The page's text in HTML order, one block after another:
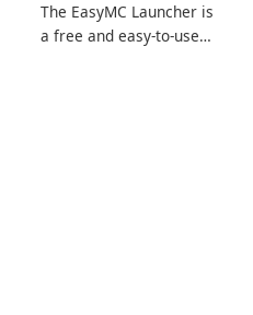
The EasyMC Launcher is
a free and easy-to-use